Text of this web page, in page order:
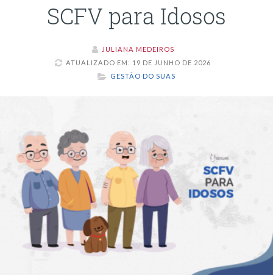
SCFV para Idosos
JULIANA MEDEIROS
ATUALIZADO EM: 19 DE JUNHO DE 2026
GESTÃO DO SUAS